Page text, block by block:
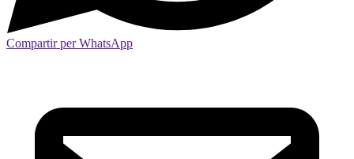
Compartir per WhatsApp